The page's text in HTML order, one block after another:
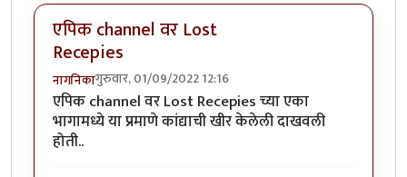
एपिक channel वर Lost
Recepies
नागनिकागुरुवार, 01/09/2022 12:16
एपिक channel वर Lost Recepies च्या एका
भागामध्ये या प्रमाणे कांद्याची खीर केलेली दाखवली
होती..